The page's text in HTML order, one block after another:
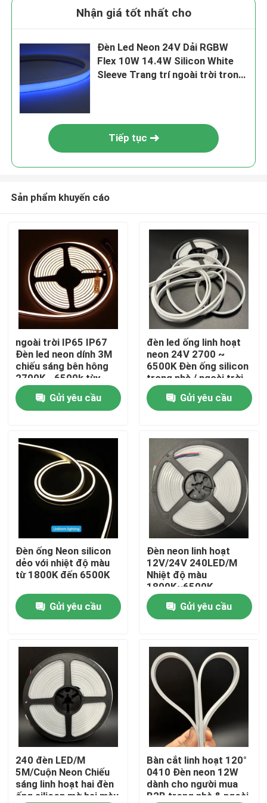
Sản phẩm
Về chúng tôi
Tham quan nhà máy
Kiểm soát chất lượng
Liên hệ chúng tôi
Tin tức
Yêu cầu báo giá
Đèn LED Dải Neon
Nhận giá tốt nhất cho
Đèn Led Neon 24V Dải RGBW
Flex 10W 14.4W Silicon White
Sleeve Trang trí ngoài trời trong
Tiếp tục
Sản phẩm khuyến cáo
ngoài trời IP65 IP67
Đèn led neon dính 3M
chiếu sáng bên hông
2700K - 6500k tùy
chỉnh
Gửi yêu cầu
đèn led ống linh hoạt
neon 24V 2700 ~
6500K Đèn ống silicon
trong nhà / ngoài trời
IP65 12W
Gửi yêu cầu
Đèn ống Neon silicon
dẻo với nhiệt độ màu
từ 1800K đến 6500K
Gửi yêu cầu
Đèn neon linh hoạt
12V/24V 240LED/M
Nhiệt độ màu
1800K~6500K
Gửi yêu cầu
240 đèn LED/M
5M/Cuộn Neon Chiếu
sáng linh hoạt hai đèn
ống silicon mờ hai màu
Bàn cắt linh hoạt 120°
0410 Đèn neon 12W
dành cho người mua
B2B trong nhà & ngoài